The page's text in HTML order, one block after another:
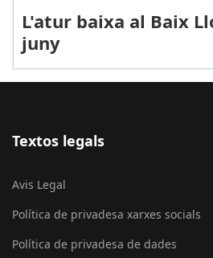
L'atur baixa al Baix
juny
Textos legals
Avis Legal
Política de privadesa xarxes socials
Política de privadesa de dades